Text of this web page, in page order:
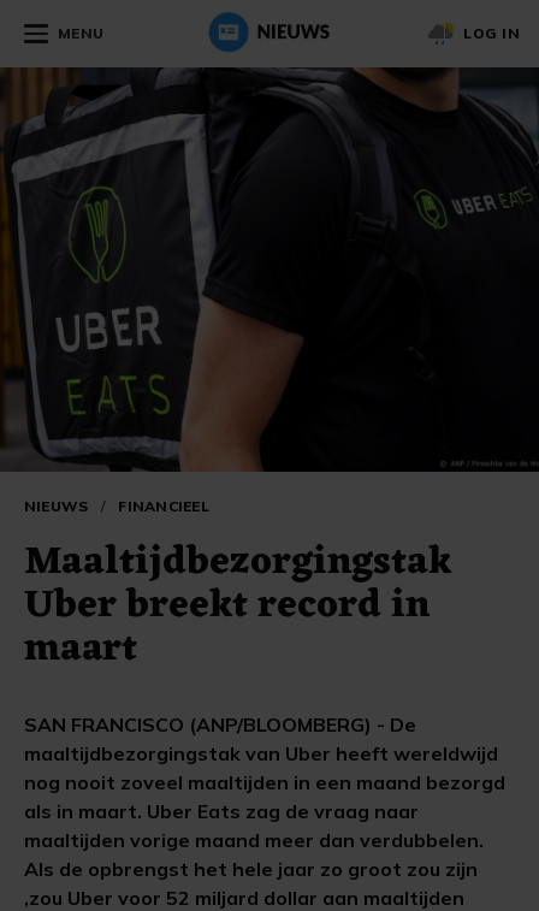
MENU LOG IN
NIEUWS / FINANCIEEL
Maaltijdbezorgingstak
Uber breekt record in
maart
SAN FRANCISCO (ANP/BLOOMBERG) - De
maaltijdbezorgingstak van Uber heeft wereldwijd
nog nooit zoveel maaltijden in een maand bezorgd
als in maart. Uber Eats zag de vraag naar
maaltijden vorige maand meer dan verdubbelen.
Als de opbrengst het hele jaar zo groot zou zijn
,zou Uber voor 52 miljard dollar aan maaltijden